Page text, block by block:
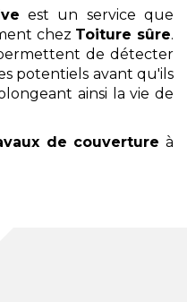
est un service que
chez Toiture sûre.
de détecter
potentiels avant qu'ils
ainsi la vie de
de couverture à